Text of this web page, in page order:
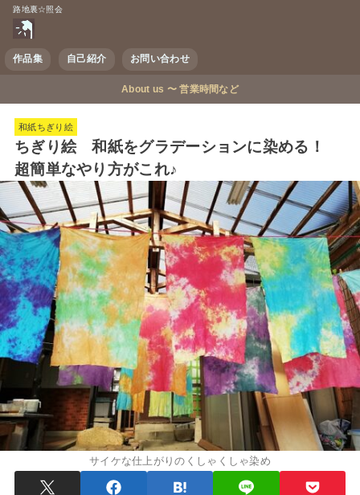
路地裏☆照会
作品集 自己紹介 お問い合わせ
About us 〜 営業時間など
和紙ちぎり絵
ちぎり絵 和紙をグラデーションに染める！
超簡単なやり方がこれ♪
サイケな仕上がりのくしゃくしゃ染め